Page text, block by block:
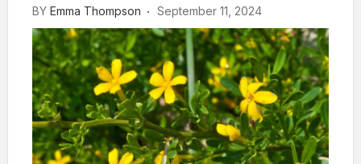
BY Emma Thompson September 11, 2024